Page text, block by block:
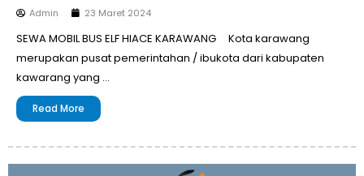
Admin 23 Maret 2024
SEWA MOBIL BUS ELF HIACE KARAWANG Kota karawang
merupakan pusat pemerintahan / ibukota dari kabupaten
kawarang yang …
Read More